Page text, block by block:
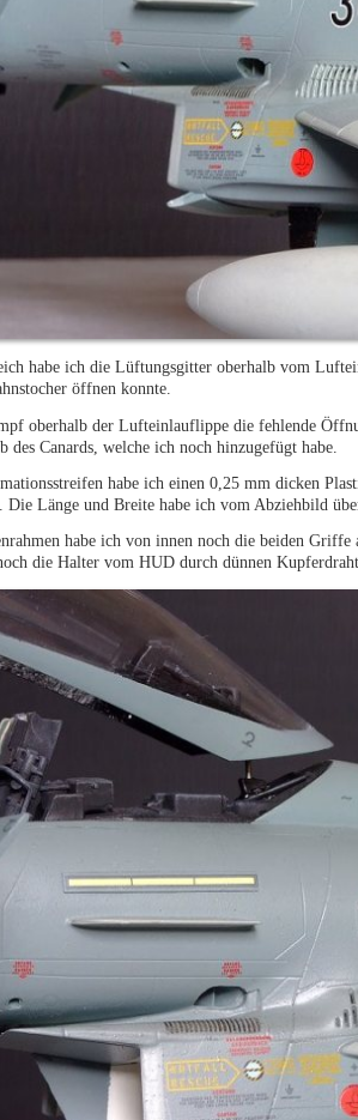
habe ich die Lüftungsgitter oberhalb vom
öffnen konnte.
oberhalb der Lufteinlauflippe die fehlende
des Canards, welche ich noch hinzugefügt habe.
habe ich einen 0,25 mm dicken
Die Länge und Breite habe ich vom Abziehbild
habe ich von innen noch die beiden
die Halter vom HUD durch dünnen